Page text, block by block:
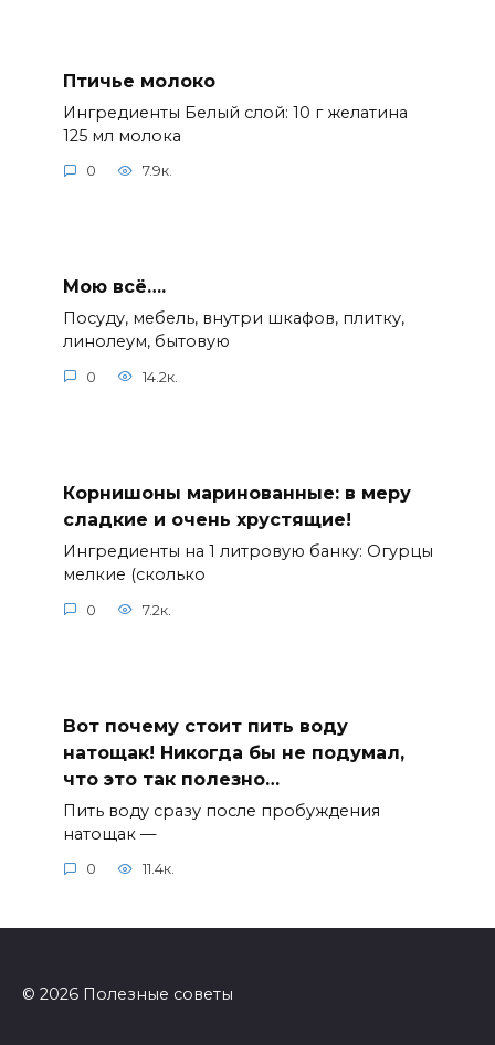
Птичье молоко
Ингредиенты Белый слой: 10 г желатина
125 мл молока
0 7.9к.
Мою всё….
Посуду, мебель, внутри шкафов, плитку,
линолеум, бытовую
0 14.2к.
Корнишоны маринованные: в меру
сладкие и очень хрустящие!
Ингредиенты на 1 литровую банку: Огурцы
мелкие (сколько
0 7.2к.
Вот почему стоит пить воду
натощак! Никогда бы не подумал,
что это так полезно…
Пить воду сразу после пробуждения
натощак —
0 11.4к.
© 2026 Полезные советы